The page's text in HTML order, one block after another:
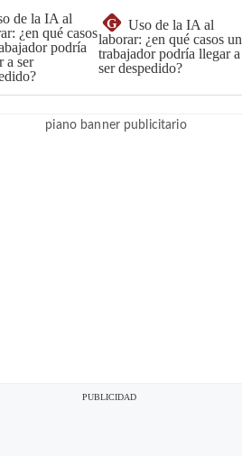
G
Uso de la IA al
laborar: ¿en qué casos un
trabajador podría llegar a
ser despedido?